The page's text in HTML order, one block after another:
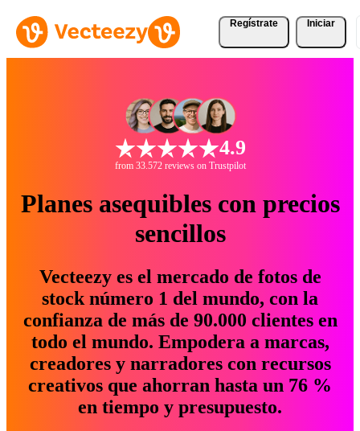
Regístrate Iniciar
4.9
from 33.572 reviews on Trustpilot
Planes asequibles con precios
sencillos
Vecteezy es el mercado de fotos de
stock número 1 del mundo, con la
confianza de más de 90.000 clientes en
todo el mundo. Empodera a marcas,
creadores y narradores con recursos
creativos que ahorran hasta un 76 %
en tiempo y presupuesto.